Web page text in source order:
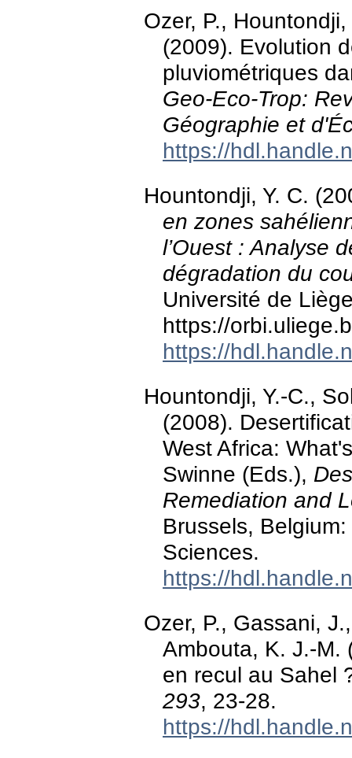
Ozer, P.,
(2009). Evolution
pluviométriques
Geo-Eco-Trop:
Géographie et
https://
Hountondji, Y. C.
en zones
l’Ouest : Analyse
dégradation du
Université de
https://
https://
Hountondji, Y.-C.,
(2008).
West Africa:
Swinne (Eds.),
Remediation and
Brussels,
Sciences.
https://
Ozer, P., Gassani,
Ambouta, K. J.-M.
en recul au Sahel
293, 23-28.
https://